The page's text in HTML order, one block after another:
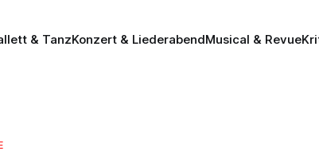
& TanzKonzert & LiederabendMusical & Revue